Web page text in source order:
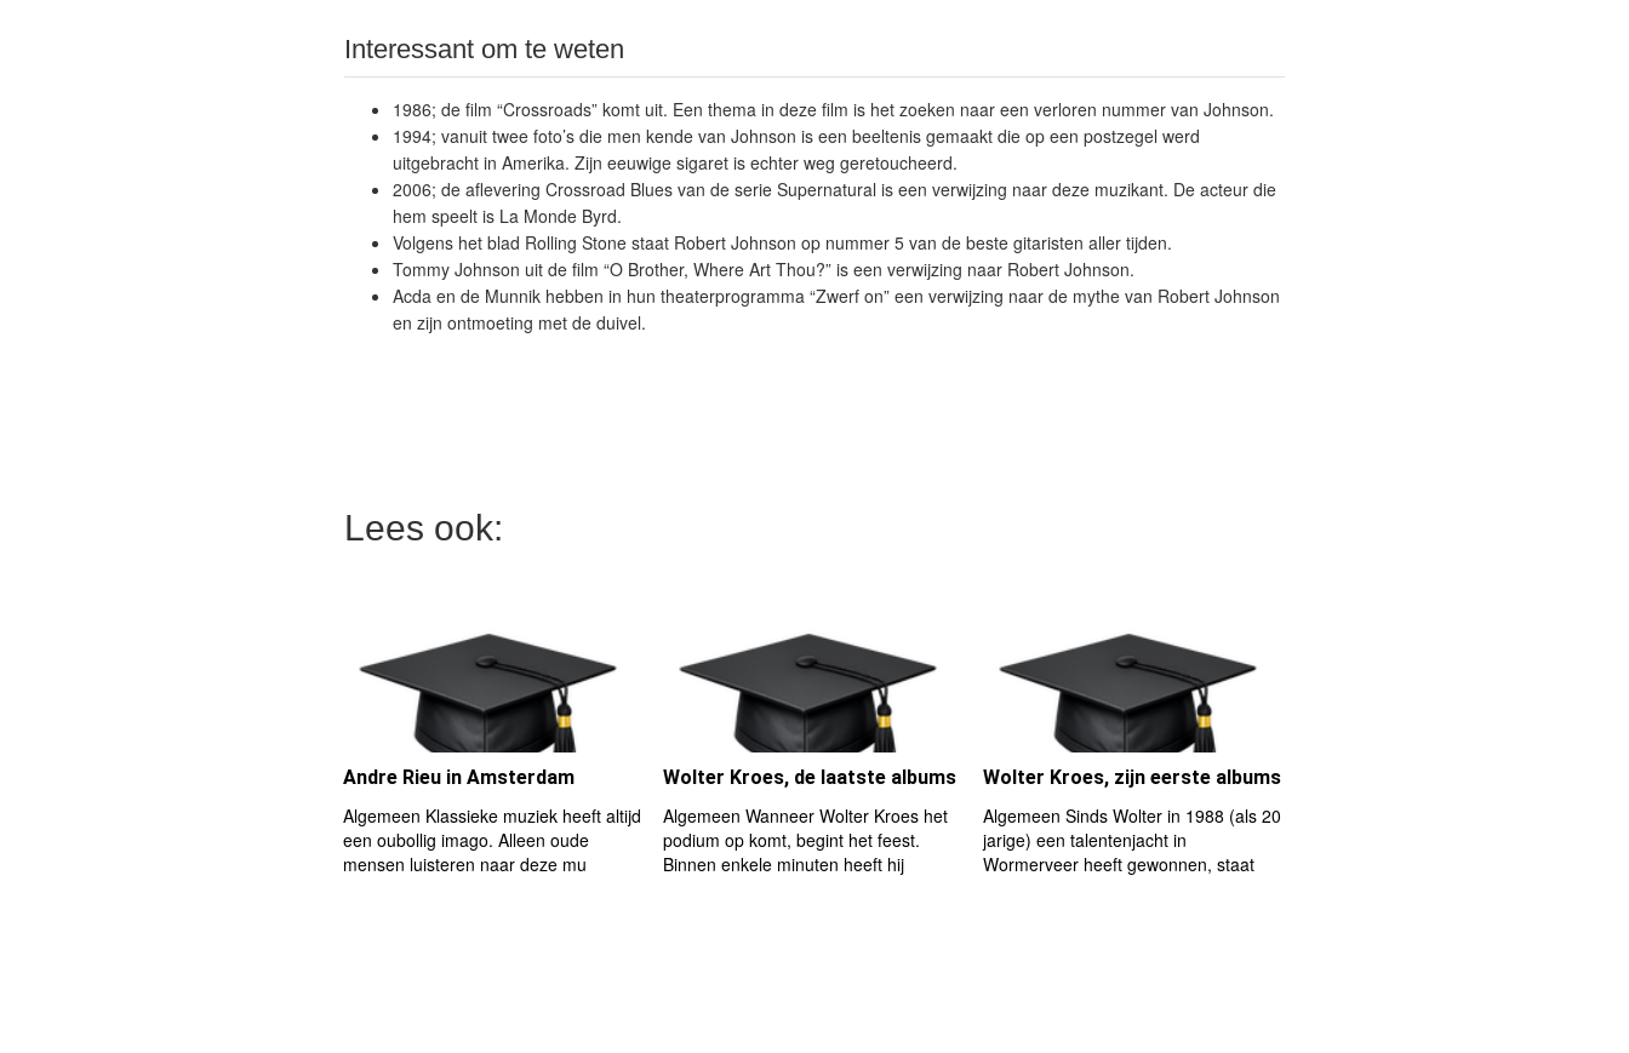
Interessant om te weten
1986; de film “Crossroads” komt uit. Een thema in deze film is het zoeken naar een verloren nummer van Johnson.
1994; vanuit twee foto’s die men kende van Johnson is een beeltenis gemaakt die op een postzegel werd
uitgebracht in Amerika. Zijn eeuwige sigaret is echter weg geretoucheerd.
2006; de aflevering Crossroad Blues van de serie Supernatural is een verwijzing naar deze muzikant. De acteur die
hem speelt is La Monde Byrd.
Volgens het blad Rolling Stone staat Robert Johnson op nummer 5 van de beste gitaristen aller tijden.
Tommy Johnson uit de film “O Brother, Where Art Thou?” is een verwijzing naar Robert Johnson.
Acda en de Munnik hebben in hun theaterprogramma “Zwerf on” een verwijzing naar de mythe van Robert Johnson
en zijn ontmoeting met de duivel.
Lees ook:
Andre Rieu in Amsterdam
Algemeen Klassieke muziek heeft altijd
een oubollig imago. Alleen oude
mensen luisteren naar deze mu
Wolter Kroes, de laatste albums
Algemeen Wanneer Wolter Kroes het
podium op komt, begint het feest.
Binnen enkele minuten heeft hij
Wolter Kroes, zijn eerste albums
Algemeen Sinds Wolter in 1988 (als 20
jarige) een talentenjacht in
Wormerveer heeft gewonnen, staat